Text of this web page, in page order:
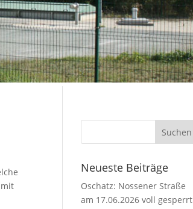
Neueste Beiträge
Oschatz: Nossener Straße
am 17.06.2026 voll gesperrt